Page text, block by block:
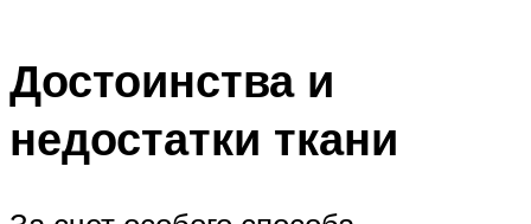
Достоинства и
недостатки ткани